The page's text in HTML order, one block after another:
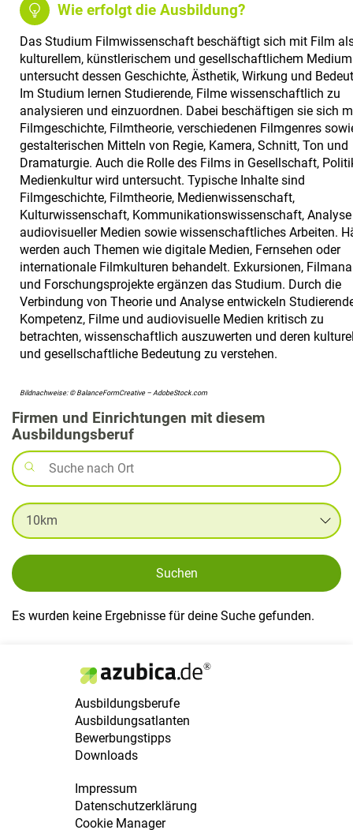
Wie erfolgt die Ausbildung?
Das Studium Filmwissenschaft beschäftigt sich mit Film
kulturellem, künstlerischem und gesellschaftlichem
untersucht dessen Geschichte, Ästhetik, Wirkung und
Im Studium lernen Studierende, Filme wissenschaftlich zu
analysieren und einzuordnen. Dabei beschäftigen sie sich
Filmgeschichte, Filmtheorie, verschiedenen Filmgenres
gestalterischen Mitteln von Regie, Kamera, Schnitt, Ton und
Dramaturgie. Auch die Rolle des Films in Gesellschaft,
Medienkultur wird untersucht. Typische Inhalte sind
Filmgeschichte, Filmtheorie, Medienwissenschaft,
Kulturwissenschaft, Kommunikationswissenschaft, Analyse
audiovisueller Medien sowie wissenschaftliches Arbeiten.
werden auch Themen wie digitale Medien, Fernsehen oder
internationale Filmkulturen behandelt. Exkursionen,
und Forschungsprojekte ergänzen das Studium. Durch die
Verbindung von Theorie und Analyse entwickeln
Kompetenz, Filme und audiovisuelle Medien kritisch zu
betrachten, wissenschaftlich auszuwerten und deren
und gesellschaftliche Bedeutung zu verstehen.
Bildnachweise: © BalanceFormCreative – AdobeStock.com
Firmen und Einrichtungen mit diesem
Ausbildungsberuf
Suchen
Es wurden keine Ergebnisse für deine Suche gefunden.
Ausbildungsberufe
Ausbildungsatlanten
Bewerbungstipps
Downloads
Impressum
Datenschutzerklärung
Cookie Manager